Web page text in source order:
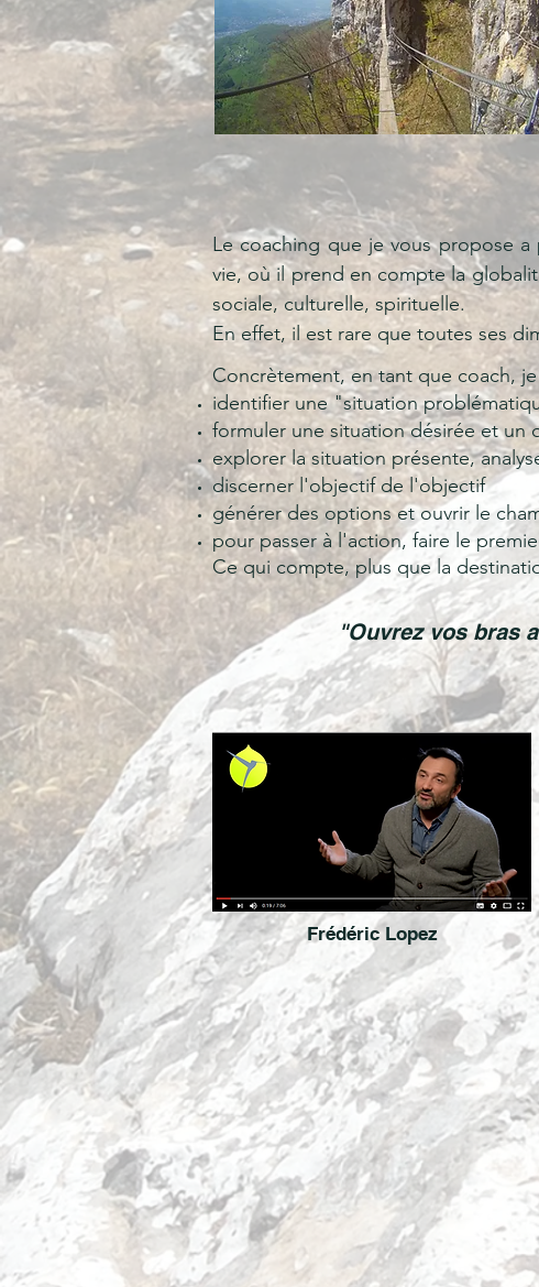
Le coaching que je vous propose
vie, où il prend en compte la
sociale, culturelle, spirituelle.
En effet, il est rare que toutes ses
Concrètement, en tant que coach,
identifier une "situation
formuler une situation désirée et un
explorer la situation présente,
discerner l'objectif de l'objectif
générer des options et ouvrir le
pour passer à l'action, faire le
Ce qui compte, plus que la
"Ouvrez vos bras
Frédéric Lopez